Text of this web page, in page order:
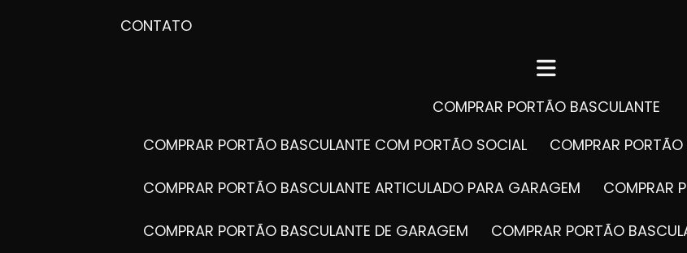
CONTATO
COMPRAR PORTÃO BASCULANTE
COMPRAR PORTÃO BASCULANTE COM PORTÃO SOCIAL
COMPRAR
COMPRAR PORTÃO BASCULANTE ARTICULADO PARA GARAGEM
COMPRAR PORTÃO BASCULANTE DE GARAGEM COMPRAR PORTÃO